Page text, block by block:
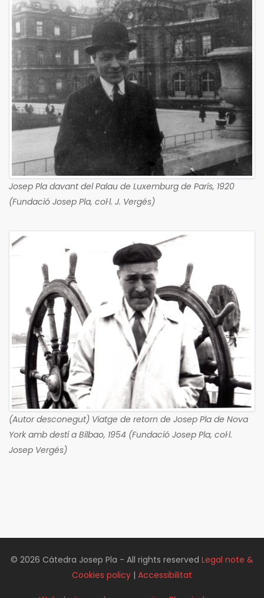
Josep Pla davant del Palau de Luxemburg de París, 1920
(Fundació Josep Pla, col·l. J. Vergés)
(Autor desconegut) Viatge de retorn de Josep Pla de Nova
York amb destí a Bilbao, 1954 (Fundació Josep Pla, col·l.
Josep Vergés)
© 2026 Cátedra Josep Pla - All rights reserved Legal note &
Cookies policy | Accessibilitat